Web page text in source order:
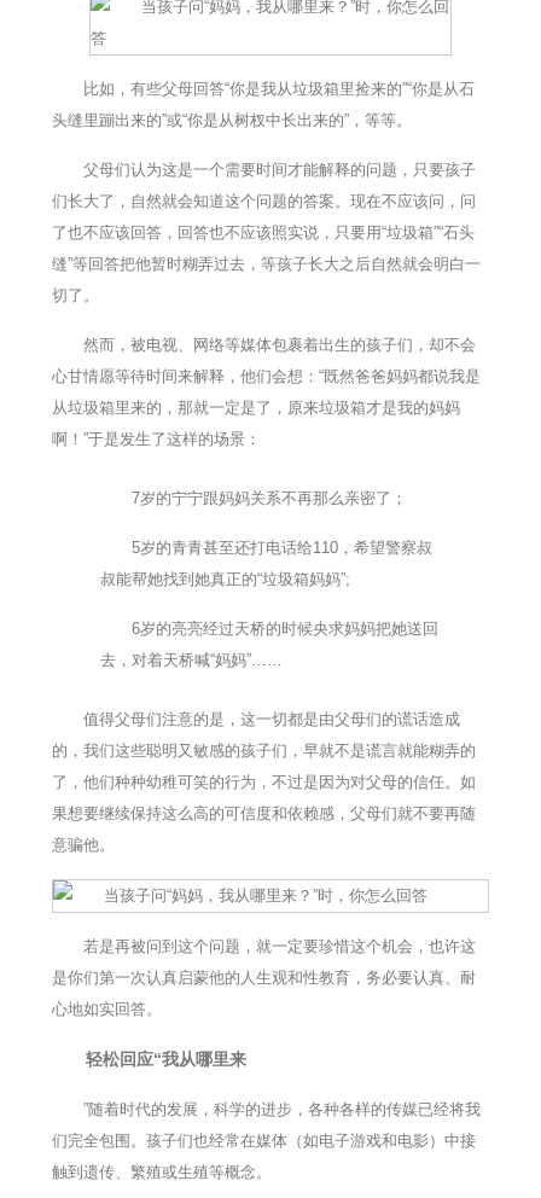
比如，有些父母回答“你是我从垃圾箱里捡来的”“你是从石
头缝里蹦出来的”或“你是从树杈中长出来的”，等等。
父母们认为这是一个需要时间才能解释的问题，只要孩子
们长大了，自然就会知道这个问题的答案。现在不应该问，问
了也不应该回答，回答也不应该照实说，只要用“垃圾箱”“石头
缝”等回答把他暂时糊弄过去，等孩子长大之后自然就会明白一
切了。
然而，被电视、网络等媒体包裹着出生的孩子们，却不会
心甘情愿等待时间来解释，他们会想：“既然爸爸妈妈都说我是
从垃圾箱里来的，那就一定是了，原来垃圾箱才是我的妈妈
啊！”于是发生了这样的场景：
7岁的宁宁跟妈妈关系不再那么亲密了；
5岁的青青甚至还打电话给110，希望警察叔
叔能帮她找到她真正的“垃圾箱妈妈”;
6岁的亮亮经过天桥的时候央求妈妈把她送回
去，对着天桥喊“妈妈”……
值得父母们注意的是，这一切都是由父母们的谎话造成
的，我们这些聪明又敏感的孩子们，早就不是谎言就能糊弄的
了，他们种种幼稚可笑的行为，不过是因为对父母的信任。如
果想要继续保持这么高的可信度和依赖感，父母们就不要再随
意骗他。
若是再被问到这个问题，就一定要珍惜这个机会，也许这
是你们第一次认真启蒙他的人生观和性教育，务必要认真、耐
心地如实回答。
轻松回应“我从哪里来
”随着时代的发展，科学的进步，各种各样的传媒已经将我
们完全包围。孩子们也经常在媒体（如电子游戏和电影）中接
触到遗传、繁殖或生殖等概念。